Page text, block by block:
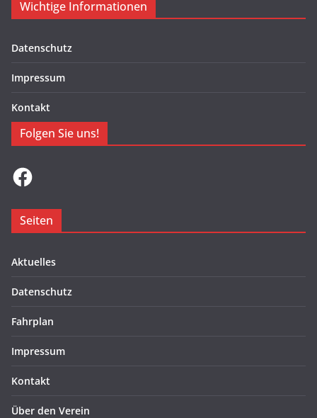
Wichtige Informationen
Datenschutz
Impressum
Kontakt
Folgen Sie uns!
Facebook
Seiten
Aktuelles
Datenschutz
Fahrplan
Impressum
Kontakt
Über den Verein